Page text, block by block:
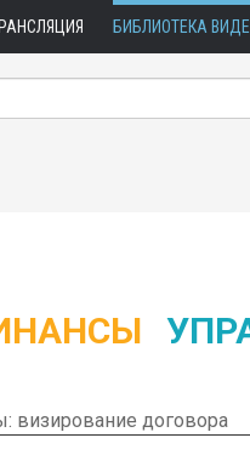
БИБЛИОТЕКА
визирование договора